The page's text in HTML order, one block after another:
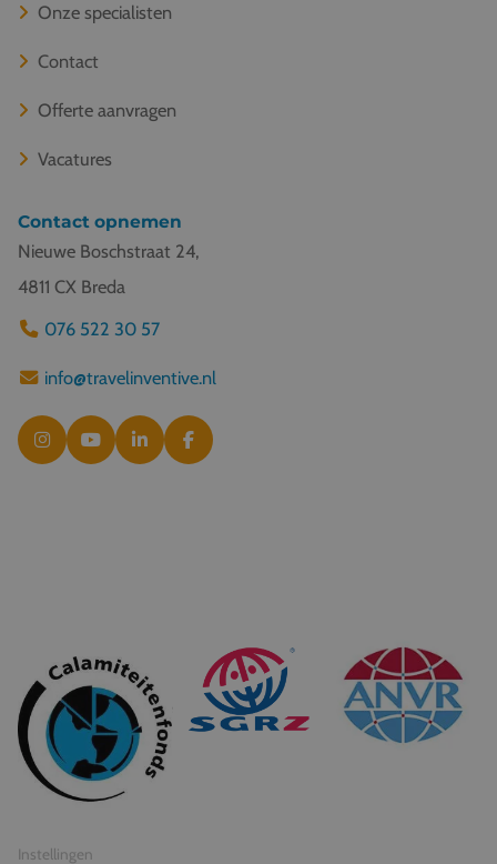
Onze specialisten
Contact
Offerte aanvragen
Vacatures
Contact opnemen
Nieuwe Boschstraat 24,
4811 CX Breda
076 522 30 57
info@travelinventive.nl
© 2026 Travel Inventive
Algemene voorwaarden
Privacy statement
Instellingen